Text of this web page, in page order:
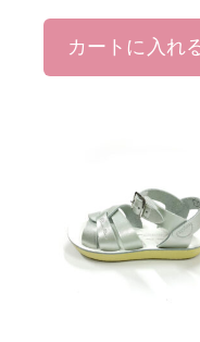
カートに入れ